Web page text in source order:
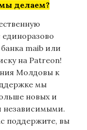
делаем?
maib или
на Patreon!
Молдовы к
мы
новых и
независимыми.
поддержите, вы